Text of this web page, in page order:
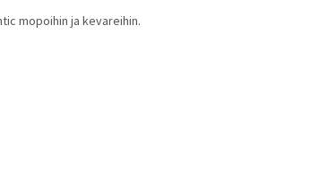
mopoihin ja kevareihin.